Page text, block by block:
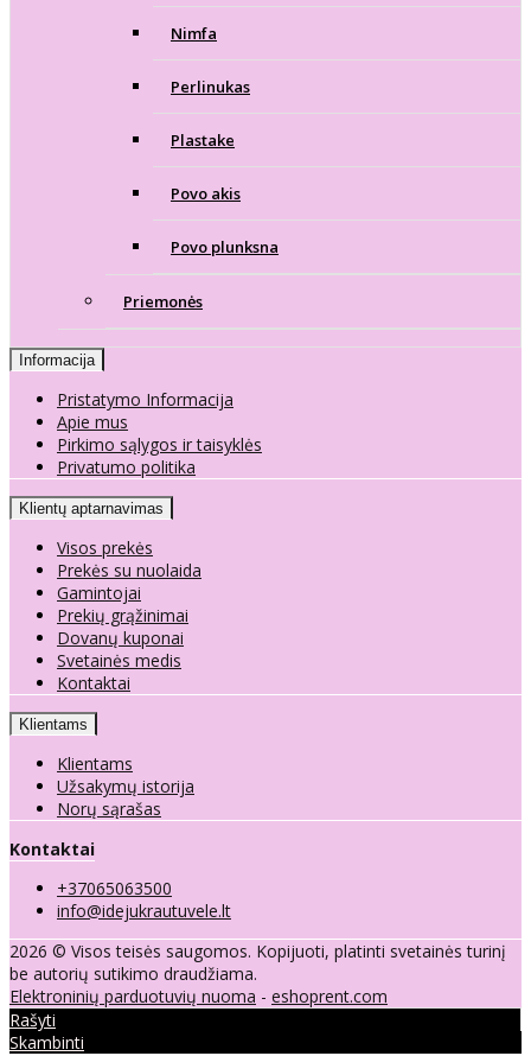
Nimfa
Perlinukas
Plastake
Povo akis
Povo plunksna
Priemonės
Informacija
Pristatymo Informacija
Apie mus
Pirkimo sąlygos ir taisyklės
Privatumo politika
Klientų aptarnavimas
Visos prekės
Prekės su nuolaida
Gamintojai
Prekių grąžinimai
Dovanų kuponai
Svetainės medis
Kontaktai
Klientams
Klientams
Užsakymų istorija
Norų sąrašas
Kontaktai
+37065063500
info@idejukrautuvele.lt
2026 © Visos teisės saugomos. Kopijuoti, platinti svetainės turinį
be autorių sutikimo draudžiama.
Elektroninių parduotuvių nuoma - eshoprent.com
Rašyti
Skambinti